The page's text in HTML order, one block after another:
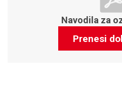
Navodila za
Prenesi